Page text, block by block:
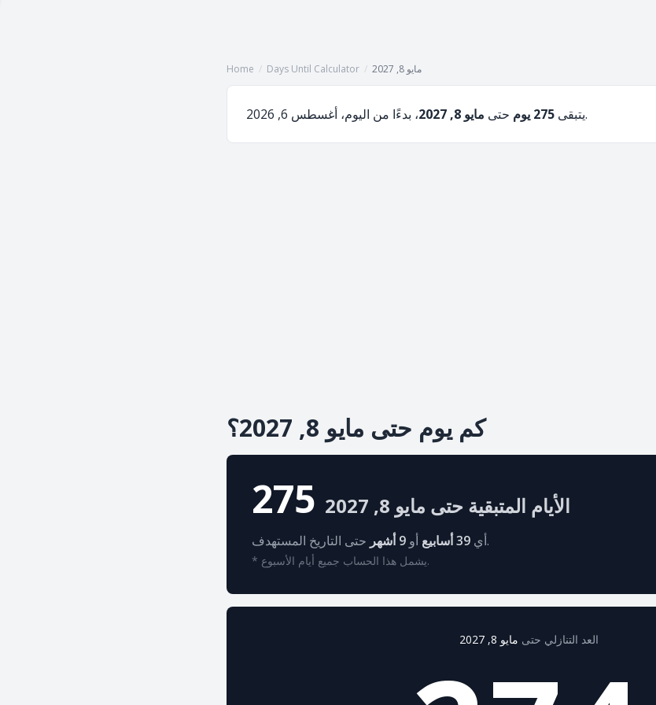
Home / Days Until Calculator / مايو 8, 2027
يتبقى 275 يوم حتى مايو 8, 2027 ، بدءًا من اليوم، أغسطس 6, 2026.
كم يوم حتى مايو 8, 2027؟
275 الأيام المتبقية حتى مايو 8, 2027
أي 39 أسابيع أو 9 أشهر حتى التاريخ المستهدف.
* يشمل هذا الحساب جميع أيام الأسبوع.
العد التنازلي حتى مايو 8, 2027